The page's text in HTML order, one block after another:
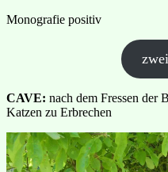
Monografie positiv
CAVE: nach dem Fressen der
Katzen zu Erbrechen